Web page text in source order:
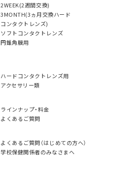
2WEEK(2週間交換)
3MONTH(3ヵ月交換ハード
コンタクトレンズ)
ソフトコンタクトレンズ
円錐角膜用
ハードコンタクトレンズ用
アクセサリー類
ラインナップ・料金
よくあるご質問
よくあるご質問（はじめての方へ）
学校保健関係者のみなさまへ